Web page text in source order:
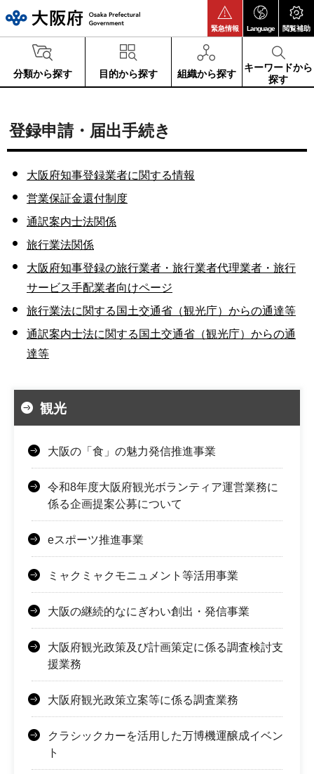
緊急情報 Language 閲覧補助
分類から探す 目的から探す 組織から探す
キーワードから
探す
登録申請・届出手続き
大阪府知事登録業者に関する情報
営業保証金還付制度
通訳案内士法関係
旅行業法関係
大阪府知事登録の旅行業者・旅行業者代理業者・旅行
サービス手配業者向けページ
旅行業法に関する国土交通省（観光庁）からの通達等
通訳案内士法に関する国土交通省（観光庁）からの通
達等
観光
大阪の「食」の魅力発信推進事業
令和8年度大阪府観光ボランティア運営業務に
係る企画提案公募について
eスポーツ推進事業
ミャクミャクモニュメント等活用事業
大阪の継続的なにぎわい創出・発信事業
大阪府観光政策及び計画策定に係る調査検討支
援業務
大阪府観光政策立案等に係る調査業務
クラシックカーを活用した万博機運醸成イベン
ト